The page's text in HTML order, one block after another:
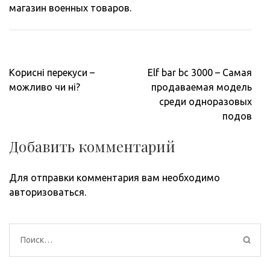
магазин военных товаров.
Навигация
по
Корисні перекуси –
можливо чи ні?
Elf bar bc 3000 – Самая
продаваемая модель
среди одноразовых
подов
Добавить комментарий
Для отправки комментария вам необходимо
авторизоваться.
Найти: